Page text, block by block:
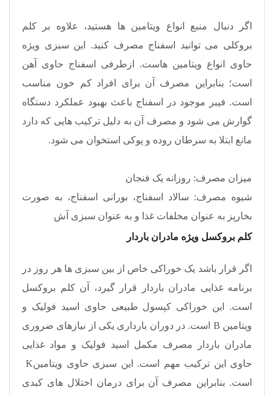
اگر دنبال منبع انواع ویتامین ها هستید، علاوه بر کلم
بروکلی می توانید اسفناج مصرف کنید. این سبزی ویژه
حاوی انواع ویتامین هاست. ازطرفی اسفناج حاوی آهن
است؛ بنابراین مصرف آن برای افراد کم خون مناسب
است. فیبر موجود در اسفناج باعث بهبود عملکرد دستگاه
گوارش می شود و مصرف آن به دلیل ترکیب هایی که دارد
مانع ابتلا به سرطان روده و پوکی استخوان می شود.
میزان مصرف: روزانه یک فنجان
شیوه مصرف: سالاد اسفناج، بورانی اسفناج، به صورت
بخارپز به عنوان مخلفات غذا و به عنوان سبزی آش
کلم بروکسل ویژه مادران باردار
اگر قرار باشد یک خوراکی خاص از بین سبزی ها هر روز در
برنامه غذایی مادران باردار قرار گیرد، آن کلم بروکسل
است. این خوراکی کپسول طبیعی حاوی اسید فولیک و
ویتامین B است. در دوران بارداری یکی از نیازهای ضروری
مادران باردار مصرف مکمل اسید فولیک و مواد غذایی
حاوی این ترکیب مهم است. این سبزی حاوی ویتامینK
است. بنابراین مصرف آن برای درمان اختلال های کبدی